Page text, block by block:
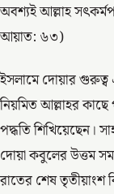
অবশ্যই আল্লাহ
আয়াত: ৬৩)
ইসলামে দোয়ার গুরুত্ব
নিয়মিত আল্লাহর
পদ্ধতি শিখিয়েছেন।
দোয়া কবুলের উত্তম
রাতের শেষ তৃতীয়াংশ